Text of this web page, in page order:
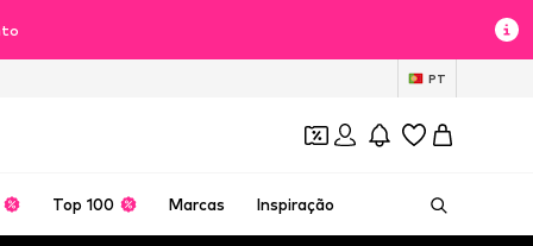
PT
Top 100 Marcas Inspiração